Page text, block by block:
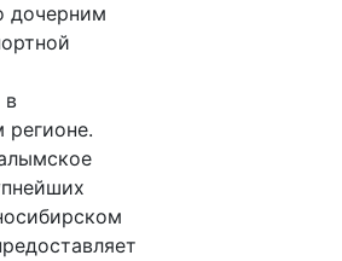
дочерним
в
регионе.